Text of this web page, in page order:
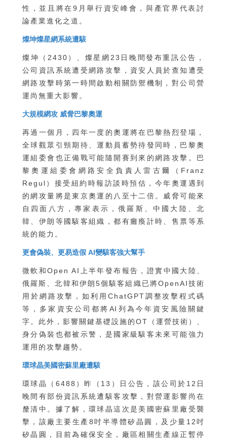
性，並且將在9月舉行資安峰會，與產官界代表討
論產業進化之道。
燦坤燦星網系統遭駭
燦坤（2430）、燦星網23日晚間發布重訊公告，
公司資訊系統遭受網路攻擊，資安人員於查知遭受
網路攻擊時第一時間啟動相關防禦機制，對公司營
運尚無重大影響。
大規模網攻 威脅巴黎奧運
再過一個月，四年一度的奧運將在巴黎熱烈登場，
全球觀眾引頸期待、運動員蓄勢待發同時，巴黎奧
運組委會也正備戰可能隨開賽到來的網路攻擊。巴
黎奧運組委會網路安全負責人雷古爾（Franz
Regul）接受紐約時報訪談時預估，今年奧運遇到
的網攻量將是東京奧運的八至十二倍。威脅可能來
自四面八方，專家表示，俄羅斯、中國大陸、北
韓、伊朗等國駭客組織，都有癱瘓計時、售票等系
統的能力。
更會偽裝、更易造假 AI變駭客強大幫手
微軟和Open AI上半年發布報告，證實中國大陸、
俄羅斯、北韓和伊朗5個駭客組織已將OpenAI技術
用於網路攻擊，如利用ChatGPT調整攻擊程式碼
等，多家資安公司都將AI列為今年資安風險關鍵
字。此外，影響關鍵基礎設施的OT（運營技術）、
身分偽裝也都被示警，是國家級駭客未來可能強力
運用的攻擊趨勢。
環球晶美國密蘇里廠遭駭
環球晶（6488）昨（13）日公告，該公司於12日
晚間有部份資訊系統遭駭客攻擊，對營運影響尚在
釐清中。據了解，環球晶這次是美國密蘇里廠受襲
擊，該廠主要生產8吋半導體矽晶圓，及少量12吋
矽晶圓，目前為確保安全，廠區相關生產線正暫停